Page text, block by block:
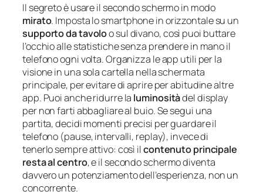
Il segreto è usare il secondo schermo in modo
mirato. Imposta lo smartphone in orizzontale su un
supporto da tavoloo sul divano, così puoi buttare
l’occhio alle statistiche senza prendere in mano il
telefono ogni volta. Organizza le app utili per la
visione in una sola cartella nella schermata
principale, per evitare di aprire per abitudine altre
app. Puoi anche ridurre la luminositàdel display
per non farti abbagliare al buio. Se segui una
partita, decidi momenti precisi per guardare il
telefono (pause, intervalli, replay), invece di
tenerlo sempre attivo: così ilcontenuto principale
resta al centro, e il secondo schermo diventa
davvero un potenziamento dell’esperienza, non un
concorrente.